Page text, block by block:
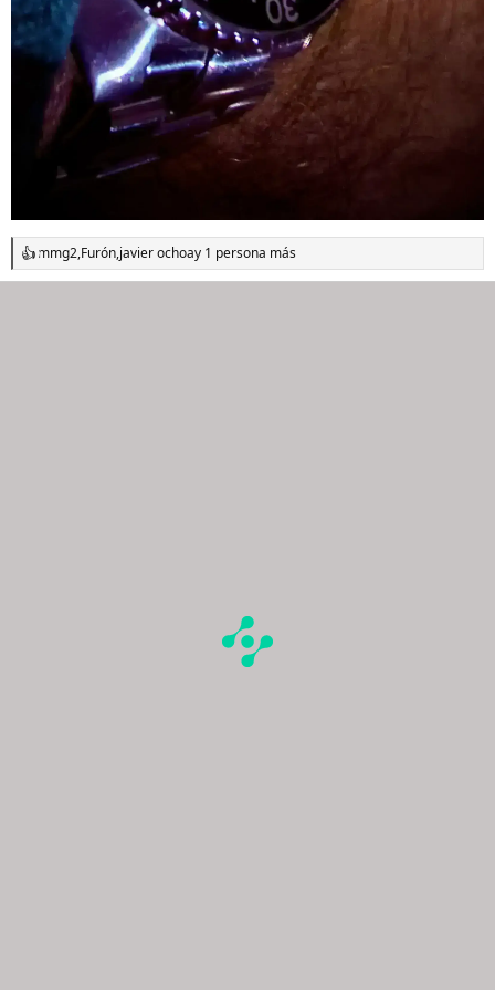
R
e
mmg2,Furón,javier ochoay 1 persona más